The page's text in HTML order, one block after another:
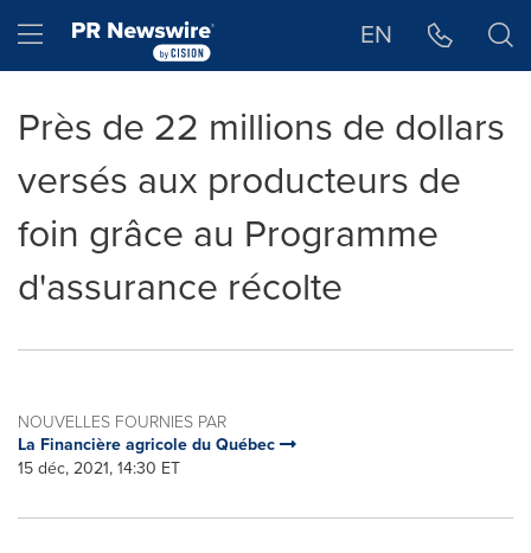
Hamburger menu EN
Près de 22 millions de dollars
versés aux producteurs de
foin grâce au Programme
d'assurance récolte
NOUVELLES FOURNIES PAR
La Financière agricole du Québec
15 déc, 2021, 14:30 ET